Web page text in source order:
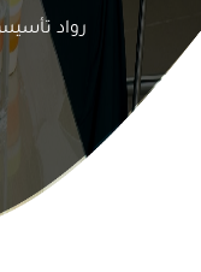
رواد